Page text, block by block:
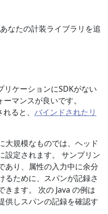
なたの計装ライブラリを追
ケーションにSDKがない
マンスが良いです。
ると、 バインドされたリ
大規模なものでは、ヘッド
設定されます。 サンプリン
あり、属性の入力中に余分
るために、スパンが記録さ
ます。 次の Java の例は
供しスパンの記録を確認す